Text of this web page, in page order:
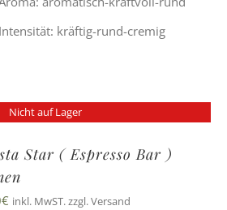
Intensität: kräftig-rund-cremig
Nicht auf Lager
Star ( Espresso Bar )
€ inkl. MwST. zzgl. Versand